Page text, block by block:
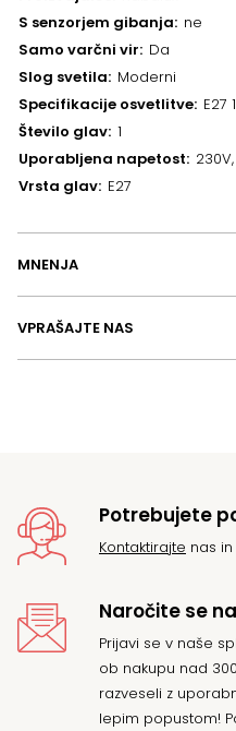
S senzorjem gibanja ne
Samo varčni vir Da
Slog svetila Moderni
Specifikacije osvetlitve E27
Število glav 1
Uporabljena napetost
Vrsta glav E27
MNENJA
VPRAŠAJTE NAS
Potrebujete
Kontaktirajte nas
Naročite se
Prijavi se v naše
ob nakupu nad
razveseli z
lepim popustom!